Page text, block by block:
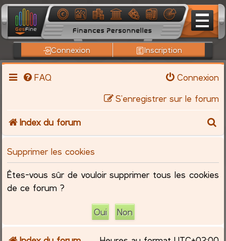
Connexion Inscription
FAQ
Connexion
S’enregistrer sur le forum
Index du forum
c
r
Supprimer les cookies
Êtes-vous sûr de vouloir supprimer tous les cookies
de ce forum ?